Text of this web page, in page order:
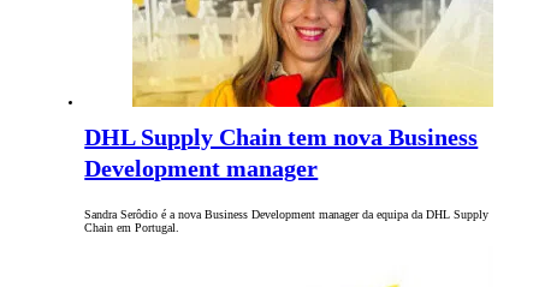
DHL Supply Chain tem nova Business
Development manager
Sandra Serôdio é a nova Business Development manager da equipa da DHL Supply
Chain em Portugal.